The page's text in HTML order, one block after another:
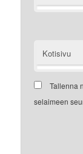
Kotisivu
Tallenna
selaimeen